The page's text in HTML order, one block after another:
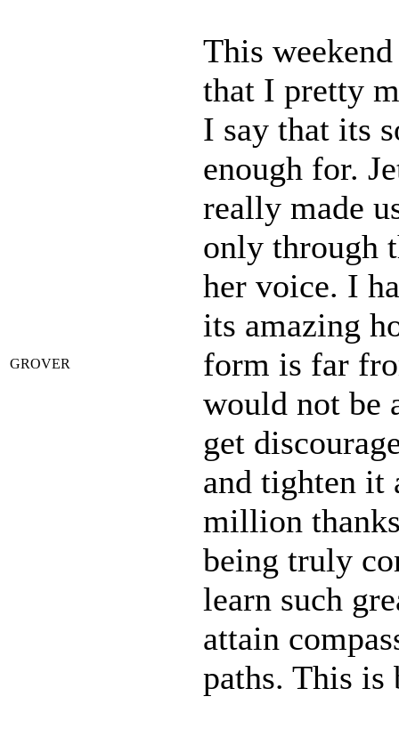
GROVER
This
that I pretty
I say that its
enough for.
really made
only through
her voice. I
its amazing
form is far
would not be
get
and tighten it
million
being truly
learn such
attain
paths. This is